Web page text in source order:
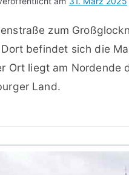
zum
befindet sich die
Ort liegt am Nordende
Land.